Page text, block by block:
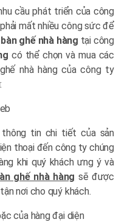
cầu phát triển của công
mất nhiều công sức để
ghế nhà hàng tại công
có thể chọn và mua các
nhà hàng của công ty
thông tin chi tiết của sản
thoại đến công ty chúng
khi quý khách ưng ý và
ghế nhà hàng sẽ được
nơi cho quý khách.
của hàng đại diện